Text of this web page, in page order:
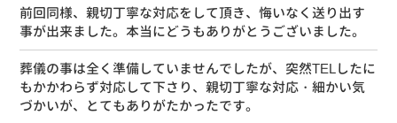
前回同様、親切丁寧な対応をして頂き、悔いなく送り出す
事が出来ました。本当にどうもありがとうございました。
葬儀の事は全く準備していませんでしたが、突然TELしたに
もかかわらず対応して下さり、親切丁寧な対応・細かい気
づかいが、とてもありがたかったです。